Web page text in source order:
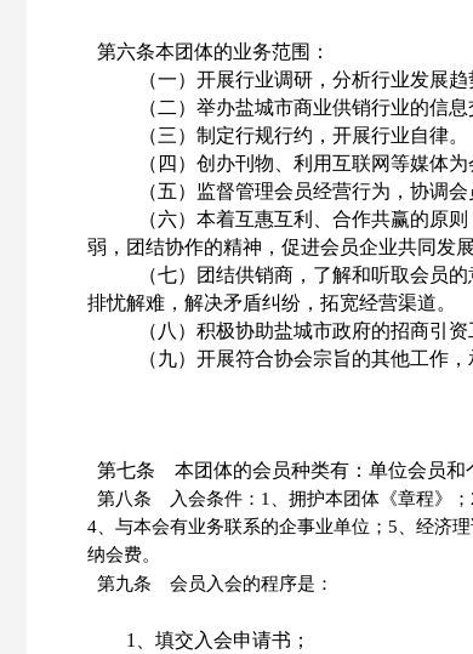
第六条本团体的业务范围：
（一）开展行业调研，分析行业发展
（二）举办盐城市商业供销行业的信
（三）制定行规行约，开展行业自律。
（四）创办刊物、利用互联网等媒体
（五）监督管理会员经营行为，协调
（六）本着互惠互利、合作共赢的原
弱，团结协作的精神，促进会员企业共同发展
（七）团结供销商，了解和听取会员
排忧解难，解决矛盾纠纷，拓宽经营渠道。
（八）积极协助盐城市政府的招商引
（九）开展符合协会宗旨的其他工作
第七条 本团体的会员种类有：单位会员和
第八条 入会条件： 1、拥护本团体《章程》
4、与本会有业务联系的企事业单位；5、经济
纳会费。
第九条 会员入会的程序是：
1、填交入会申请书；